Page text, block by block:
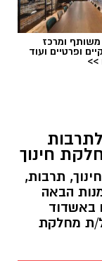
ומרכז
ופרטיים ועוד
>>
חינוך
תרבות,
הבאה
באשדוד
ת מחלקת